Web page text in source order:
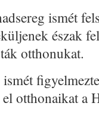
ismét
észak
otthonukat.
otthonaikat a